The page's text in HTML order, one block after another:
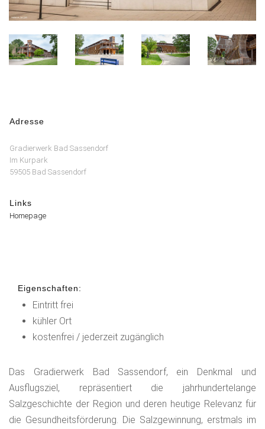
Adresse
Gradierwerk Bad Sassendorf
Im Kurpark
59505 Bad Sassendorf
Links
Homepage
Eigenschaften:
Eintritt frei
kühler Ort
kostenfrei / jederzeit zugänglich
Das Gradierwerk Bad Sassendorf, ein Denkmal und
Ausflugsziel, repräsentiert die jahrhundertelange
Salzgeschichte der Region und deren heutige Relevanz für
die Gesundheitsförderung. Die Salzgewinnung, erstmals im